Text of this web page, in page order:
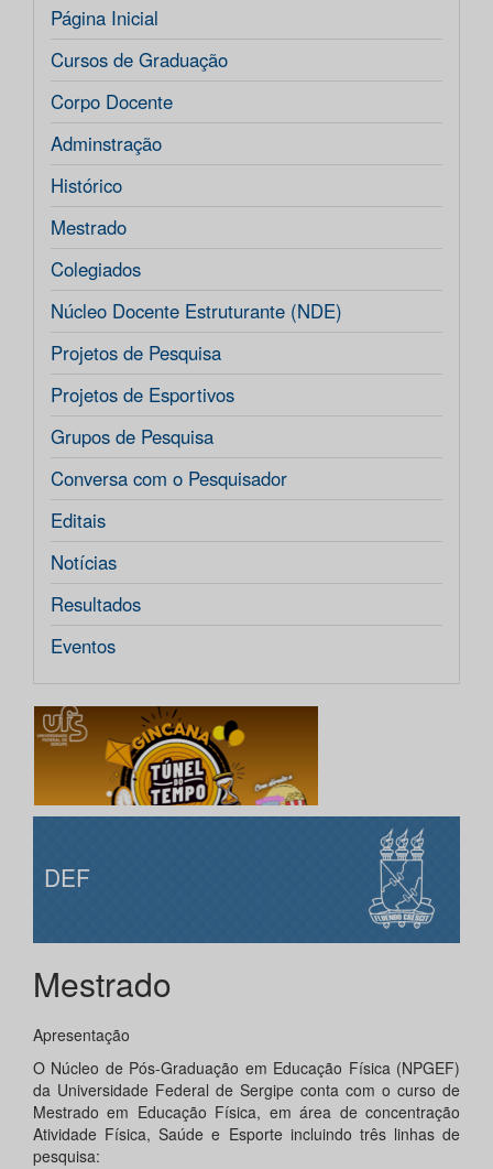
Página Inicial
Cursos de Graduação
Corpo Docente
Adminstração
Histórico
Mestrado
Colegiados
Núcleo Docente Estruturante (NDE)
Projetos de Pesquisa
Projetos de Esportivos
Grupos de Pesquisa
Conversa com o Pesquisador
Editais
Notícias
Resultados
Eventos
DEF
Mestrado
Apresentação
O Núcleo de Pós-Graduação em Educação Física (NPGEF)
da Universidade Federal de Sergipe conta com o curso de
Mestrado em Educação Física, em área de concentração
Atividade Física, Saúde e Esporte incluindo três linhas de
pesquisa: